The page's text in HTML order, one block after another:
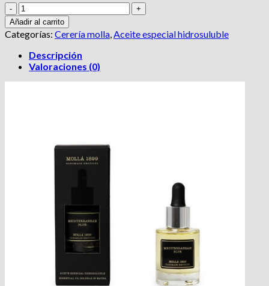
Aceite
esencial
Mediterranean
&
Blue
cantidad
Añadir al carrito
Categorías: Cerería molla,Aceite especial hidrosuluble
Descripción
Valoraciones (0)